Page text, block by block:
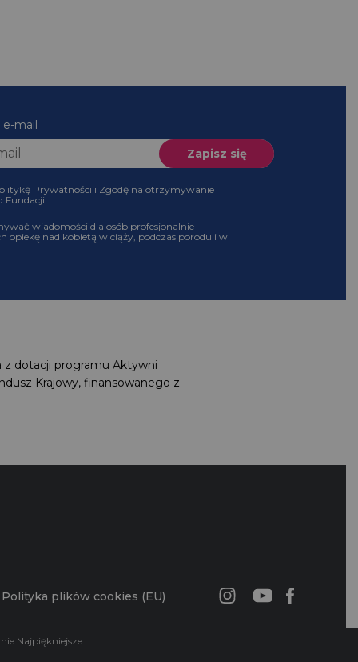
e-mail
Prywatności i Zgodę na otrzymywanie
Fundacji
wiadomości dla osób profesjonalnie
opiekę nad kobietą w ciąży, podczas porodu i w
z dotacji programu Aktywni
Krajowy, finansowanego z
Polityka plików cookies (EU)
Najpiękniejsze